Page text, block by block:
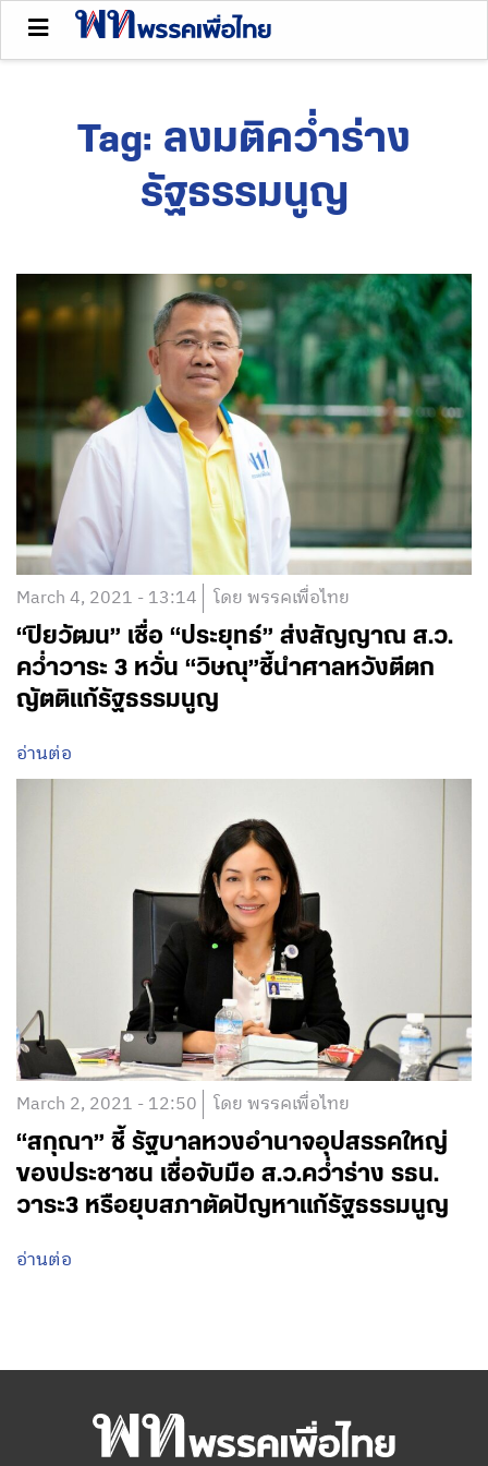
Tag: ลงมติคว่ำร่าง
รัฐธรรมนูญ
March 4, 2021 - 13:14 โดย พรรคเพื่อไทย
“ปิยวัฒน” เชื่อ “ประยุทธ์” ส่งสัญญาณ ส.ว.
คว่ำวาระ 3 หวั่น “วิษณุ”ชี้นำศาลหวังตีตก
ญัตติแก้รัฐธรรมนูญ
อ่านต่อ
March 2, 2021 - 12:50 โดย พรรคเพื่อไทย
“สกุณา” ชี้ รัฐบาลหวงอำนาจอุปสรรคใหญ่
ของประชาชน เชื่อจับมือ ส.ว.คว่ำร่าง รธน.
วาระ3 หรือยุบสภาตัดปัญหาแก้รัฐธรรมนูญ
อ่านต่อ